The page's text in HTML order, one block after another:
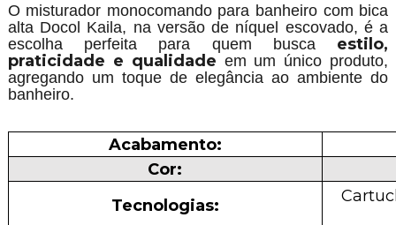
O misturador monocomando para banheiro com bica
alta Docol Kaila, na versão de níquel escovado, é a
escolha perfeita para quem busca estilo,
praticidade e qualidade em um único produto,
agregando um toque de elegância ao ambiente do
banheiro.
Acabamento:
Cor:
Tecnologias: